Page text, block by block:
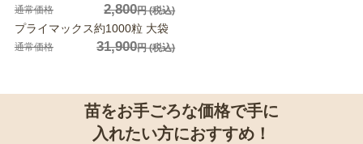
通常価格 2,800円(税込)
プライマックス約1000粒 大袋
通常価格 31,900円(税込)
苗をお手ごろな価格で手に
入れたい方におすすめ！